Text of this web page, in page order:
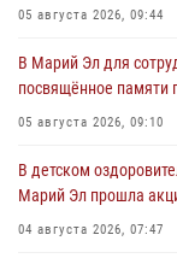
05 августа 2026, 09:44
В Марий Эл для
посвящённое памяти
05 августа 2026, 09:10
В детском
Марий Эл прошла
04 августа 2026, 07:47